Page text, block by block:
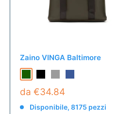
Zaino VINGA Baltimore
da €34.84
Disponibile, 8175 pezzi